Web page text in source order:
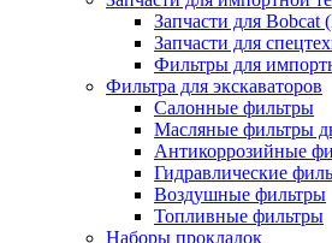
Запчасти для Bobcat
Запчасти для
Фильтры для
Фильтра для экскаваторов
Салонные фильтры
Масляные фильтры
Антикоррозийные
Гидравлические
Воздушные фильтры
Топливные фильтры
Наборы прокладок